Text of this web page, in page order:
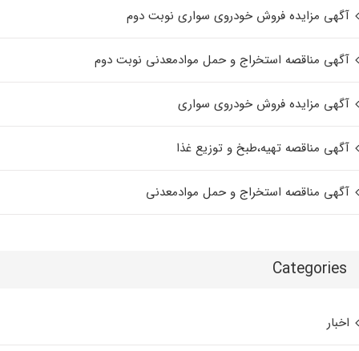
آگهی مزایده فروش خودروی سواری نوبت دوم
آگهی مناقصه استخراج و حمل موادمعدنی نوبت دوم
آگهی مزایده فروش خودروی سواری
آگهی مناقصه تهیه،طبخ و توزیع غذا
آگهی مناقصه استخراج و حمل موادمعدنی
Categories
اخبار